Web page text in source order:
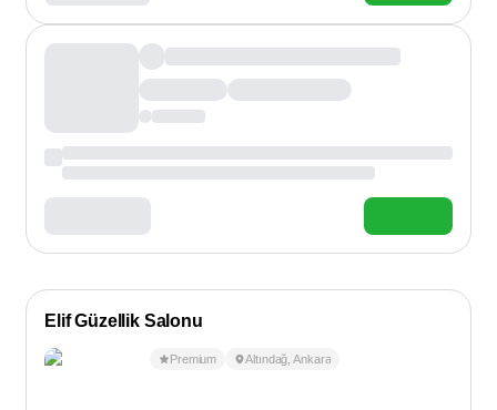
Elif Güzellik Salonu
Premium Altındağ ,Ankara